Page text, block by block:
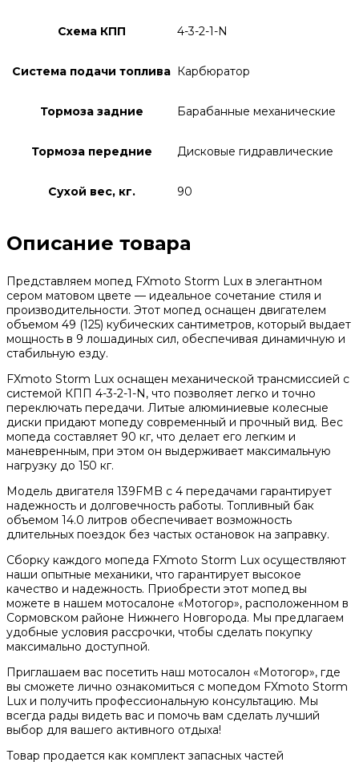
Схема КПП 4-3-2-1-N
Система подачи топлива Карбюратор
Тормоза задние Барабанные механические
Тормоза передние Дисковые гидравлические
Сухой вес, кг. 90
Описание товара
Представляем мопед FXmoto Storm Lux в элегантном
сером матовом цвете — идеальное сочетание стиля и
производительности. Этот мопед оснащен двигателем
объемом 49 (125) кубических сантиметров, который выдает
мощность в 9 лошадиных сил, обеспечивая динамичную и
стабильную езду.
FXmoto Storm Lux оснащен механической трансмиссией с
системой КПП 4-3-2-1-N, что позволяет легко и точно
переключать передачи. Литые алюминиевые колесные
диски придают мопеду современный и прочный вид. Вес
мопеда составляет 90 кг, что делает его легким и
маневренным, при этом он выдерживает максимальную
нагрузку до 150 кг.
Модель двигателя 139FMB с 4 передачами гарантирует
надежность и долговечность работы. Топливный бак
объемом 14.0 литров обеспечивает возможность
длительных поездок без частых остановок на заправку.
Сборку каждого мопеда FXmoto Storm Lux осуществляют
наши опытные механики, что гарантирует высокое
качество и надежность. Приобрести этот мопед вы
можете в нашем мотосалоне «Мотогор», расположенном в
Сормовском районе Нижнего Новгорода. Мы предлагаем
удобные условия рассрочки, чтобы сделать покупку
максимально доступной.
Приглашаем вас посетить наш мотосалон «Мотогор», где
вы сможете лично ознакомиться с мопедом FXmoto Storm
Lux и получить профессиональную консультацию. Мы
всегда рады видеть вас и помочь вам сделать лучший
выбор для вашего активного отдыха!
Товар продается как комплект запасных частей